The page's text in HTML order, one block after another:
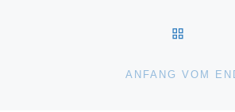
ANFANG VOM